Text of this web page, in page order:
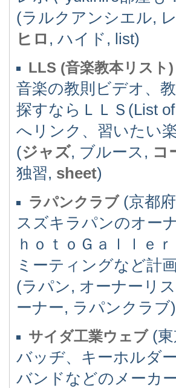
(ラルクアンシエル,
ヒロ , ハイド, list)
LLS (音楽教本リスト)
音楽の教則ビデオ、
探すならＬＬＳ(List
へリンク、習いたい
(ジャズ, ブルース, コ
独習, sheet)
ラパンクラブ(京都
スズキラパンのオー
ｈｏｔｏＧａｌｌｅ
ミーティングなど計
(ラパン, オーナーリ
ーナー, ラパンクラブ)
サイダ工業ウェブ(東
バッヂ、キーホルダ
バンドなどのメーカ